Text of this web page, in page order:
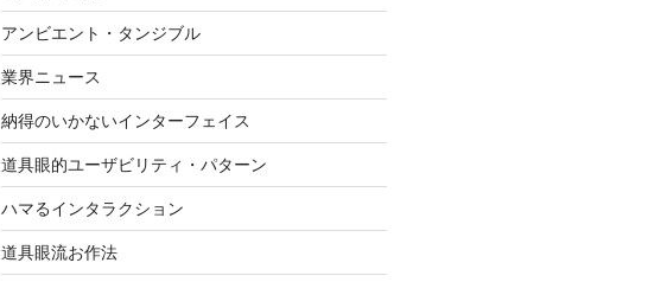
アンビエント・タンジブル
業界ニュース
納得のいかないインターフェイス
道具眼的ユーザビリティ・パターン
ハマるインタラクション
道具眼流お作法